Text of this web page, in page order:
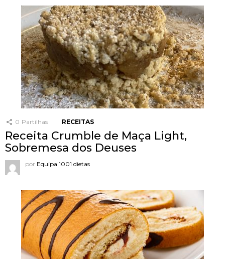
0 Partilhas RECEITAS
Receita Crumble de Maça Light,
Sobremesa dos Deuses
por Equipa 1001 dietas